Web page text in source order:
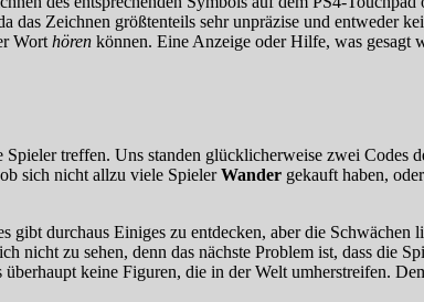
das Zeichnen größtenteils sehr unpräzise und entweder
Wort hören können. Eine Anzeige oder Hilfe, was gesagt
Spieler treffen. Uns standen glücklicherweise zwei Codes
sich nicht allzu viele SpielerWander gekauft haben,
gibt durchaus Einiges zu entdecken, aber die
nicht zu sehen, denn das nächste Problem ist, dass die
keine Figuren, die in der Welt umherstreifen.